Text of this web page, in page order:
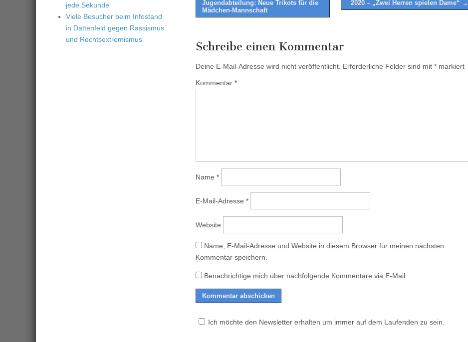
navigation
Jugendabteilung: Neue Trikots für die
Mädchen-Mannschaft
2020 – „Zwei Herren spielen Dame“ →
Schreibe einen Kommentar
Deine E-Mail-Adresse wird nicht veröffentlicht. Erforderliche Felder sind mit * markiert
Kommentar *
Name *
E-Mail-Adresse *
Website
Name, E-Mail-Adresse und Website in diesem Browser für meinen nächsten
Kommentar speichern.
Benachrichtige mich über nachfolgende Kommentare via E-Mail.
Ich möchte den Newsletter erhalten um immer auf dem Laufenden zu sein.
jede Sekunde
Viele Besucher beim Infostand
in Dattenfeld gegen Rassismus
und Rechtsextremismus